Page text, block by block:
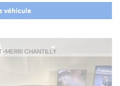
véhicule